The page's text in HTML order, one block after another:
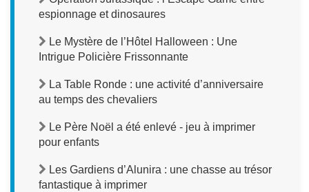
espionnage et dinosaures
Le Mystère de l’Hôtel Halloween : Une
Intrigue Policière Frissonnante
La Table Ronde : une activité d’anniversaire
au temps des chevaliers
Le Père Noël a été enlevé - jeu à imprimer
pour enfants
Les Gardiens d’Alunira : une chasse au trésor
fantastique à imprimer